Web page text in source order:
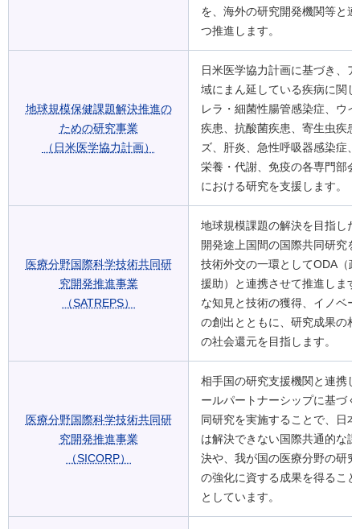
を、海外の研究開発機関等と
つ推進します。
地球規模保健課題解決推進の
ための研究事業
（日米医学協力計画）
日米医学協力計画に基づき、
域にまん延している疾病に関
レラ・細菌性腸管感染症、ウ
疾患、抗酸菌疾患、寄生虫疾
ズ、肝炎、急性呼吸器感染症
栄養・代謝、免疫の各専門部
における研究を支援します。
医療分野国際科学技術共同研
究開発推進事業
（SATREPS）
地球規模課題の解決を目指し
開発途上国間の国際共同研究
技術外交の一環としてODA（
援助）と連携させて推進しま
な知見と技術の獲得、イノベ
の創出とともに、研究成果の
の社会還元を目指します。
医療分野国際科学技術共同研
究開発推進事業
（SICORP）
相手国の研究支援機関と連携
ールパートナーシップに基づ
同研究を実施することで、日
は解決できない国際共通的な
決や、我が国の医療分野の研
の強化に資する成果を得るこ
としています。